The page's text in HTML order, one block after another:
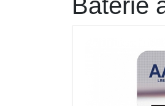
Batohy a púzdra
Darčekové
Batérie